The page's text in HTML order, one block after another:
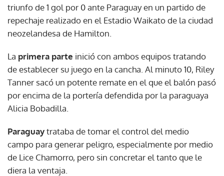
triunfo de 1 gol por 0 ante Paraguay en un partido de
repechaje realizado en el Estadio Waikato de la ciudad
neozelandesa de Hamilton.
La primera parte inició con ambos equipos tratando
de establecer su juego en la cancha. Al minuto 10, Riley
Tanner sacó un potente remate en el que el balón pasó
por encima de la portería defendida por la paraguaya
Alicia Bobadilla.
Paraguaytrataba de tomar el control del medio
campo para generar peligro, especialmente por medio
de Lice Chamorro, pero sin concretar el tanto que le
diera la ventaja.